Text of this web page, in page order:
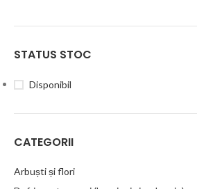
STATUS STOC
Disponibil
CATEGORII
Arbuști și flori